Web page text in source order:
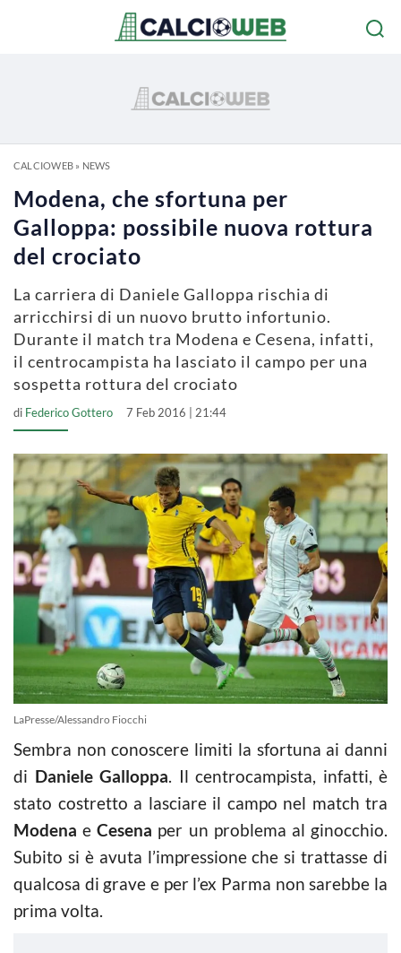
CALCIOWEB» NEWS
Modena, che sfortuna per
Galloppa: possibile nuova rottura
del crociato
La carriera di Daniele Galloppa rischia di
arricchirsi di un nuovo brutto infortunio.
Durante il match tra Modena e Cesena, infatti,
il centrocampista ha lasciato il campo per una
sospetta rottura del crociato
di Federico Gottero 7 Feb 2016 | 21:44
LaPresse/Alessandro Fiocchi
Sembra non conoscere limiti la sfortuna ai danni
di Daniele Galloppa. Il centrocampista, infatti, è
stato costretto a lasciare il campo nel match tra
Modena eCesena per un problema al ginocchio.
Subito si è avuta l’impressione che si trattasse di
qualcosa di grave e per l’ex Parma non sarebbe la
prima volta.